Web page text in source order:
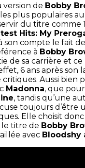
version de Bobby
plus populaires
du titre comme
Hits: My
son compte le fait
à Bobby
de sa carrière et ce
6 ans après son
critiques. Aussi bien
Madonna, que
, tandis qu’une
toujours d’être
Elle choisit
titre de Bobby
avec Bloodshy